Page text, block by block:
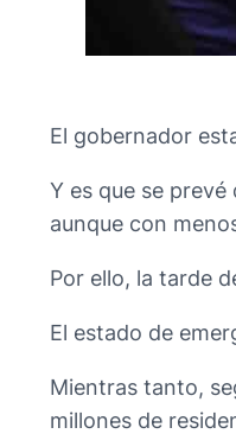
El gobernador
Y es que se
aunque con
Por ello, la tarde
El estado de
Mientras tanto,
millones de